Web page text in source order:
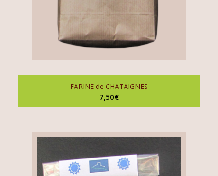
FARINE de CHATAIGNES
7,50€